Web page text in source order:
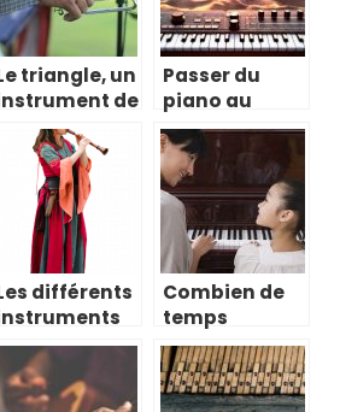
triangle, un
de
musique
insolite
Passer du
piano au
synthétiseur
différents
dans
Combien de
temps
mettrez-vous
pour
apprendre le